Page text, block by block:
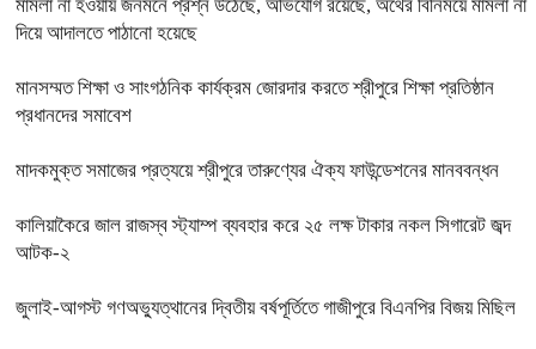
মামলা না হওয়ায় জনমনে প্রশ্ন উঠেছে, অভিযোগ রয়েছে, অর্থের বিনিময়ে মামলা না
দিয়ে আদালতে পাঠানো হয়েছে
মানসম্মত শিক্ষা ও সাংগঠনিক কার্যক্রম জোরদার করতে শ্রীপুরে শিক্ষা প্রতিষ্ঠান
প্রধানদের সমাবেশ
মাদকমুক্ত সমাজের প্রত্যয়ে শ্রীপুরে তারুণ্যের ঐক্য ফাউন্ডেশনের মানববন্ধন
কালিয়াকৈরে জাল রাজস্ব স্ট্যাম্প ব্যবহার করে ২৫ লক্ষ টাকার নকল সিগারেট জব্দ
আটক-২
জুলাই-আগস্ট গণঅভ্যুত্থানের দ্বিতীয় বর্ষপূর্তিতে গাজীপুরে বিএনপির বিজয় মিছিল